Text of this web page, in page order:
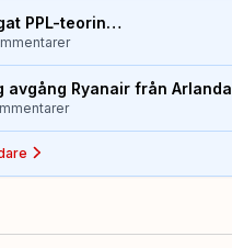
PPL-teorin…
avgång Ryanair från Arlanda